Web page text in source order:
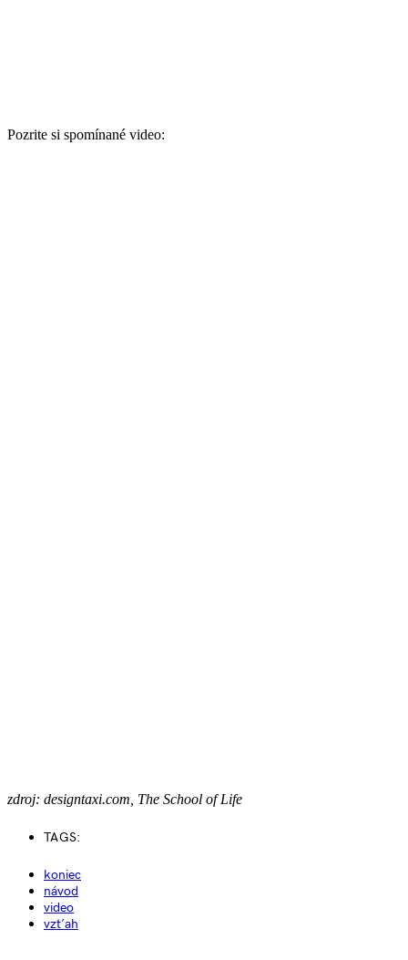
Pozrite si spomínané video:
zdroj: designtaxi.com, The School of Life
TAGS:
koniec
návod
video
vzťah